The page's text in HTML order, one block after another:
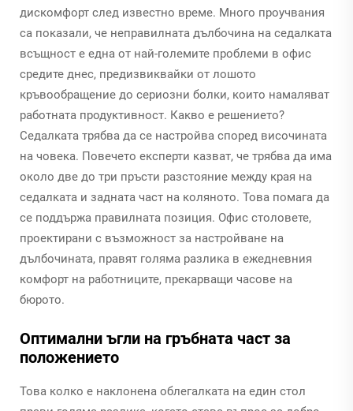
дискомфорт след известно време. Много проучвания
са показали, че неправилната дълбочина на седалката
всъщност е една от най-големите проблеми в офис
средите днес, предизвиквайки от лошото
кръвообращение до сериозни болки, които намаляват
работната продуктивност. Какво е решението?
Седалката трябва да се настройва според височината
на човека. Повечето експерти казват, че трябва да има
около две до три пръсти разстояние между края на
седалката и задната част на коляното. Това помага да
се поддържа правилната позиция. Офис столовете,
проектирани с възможност за настройване на
дълбочината, правят голяма разлика в ежедневния
комфорт на работниците, прекарващи часове на
бюрото.
Оптимални ъгли на гръбната част за
положението
Това колко е наклонена облегалката на един стол